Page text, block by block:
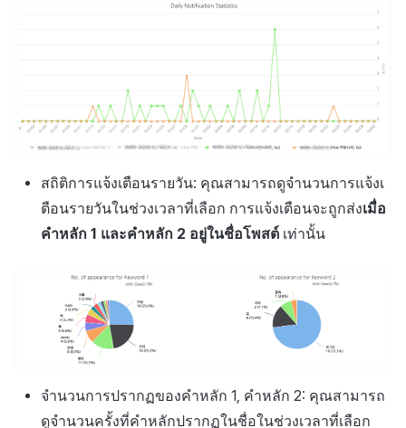
สถิติการแจ้งเตือนรายวัน: คุณสามารถดูจำนวนการแจ้งเ
ตือนรายวันในช่วงเวลาที่เลือก การแจ้งเตือนจะถูกส่งเมื่อ
คำหลัก 1 และคำหลัก 2 อยู่ในชื่อโพสต์เท่านั้น
จำนวนการปรากฏของคำหลัก 1, คำหลัก 2: คุณสามารถ
ดูจำนวนครั้งที่คำหลักปรากฏในชื่อในช่วงเวลาที่เลือก